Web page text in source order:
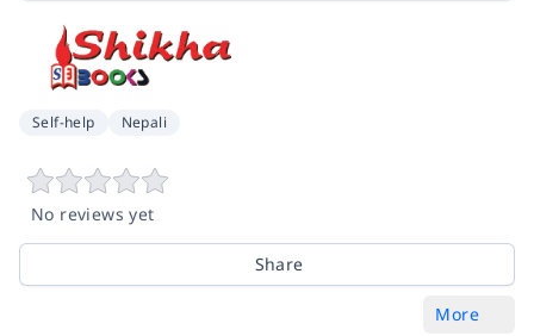
Self-help Nepali
No reviews yet
Share
More